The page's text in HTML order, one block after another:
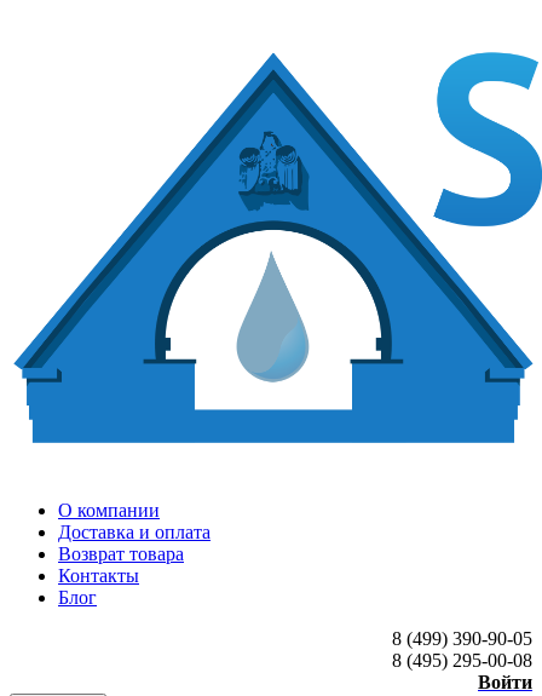
О компании
Доставка и оплата
Возврат товара
Контакты
Блог
8 (499) 390-90-05
8 (495) 295-00-08
Войти